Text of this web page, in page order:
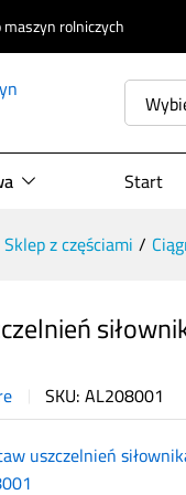
rolniczych
Start
Sklep z częściami /
SKU:AL208001
uszczelnień
Specyfikacja